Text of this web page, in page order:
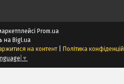
Prom.ua
на Bigl.ua
на контент
Політика
▼